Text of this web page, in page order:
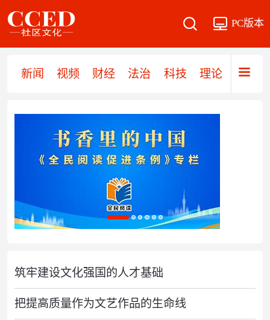
PC版本
新闻 视频 财经 法治 科技 理论 党建
筑牢建设文化强国的人才基础
把提高质量作为文艺作品的生命线